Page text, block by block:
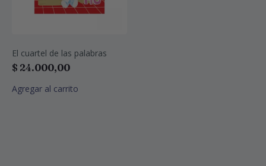
El cuartel de las palabras
$ 24.000,00
Agregar al carrito